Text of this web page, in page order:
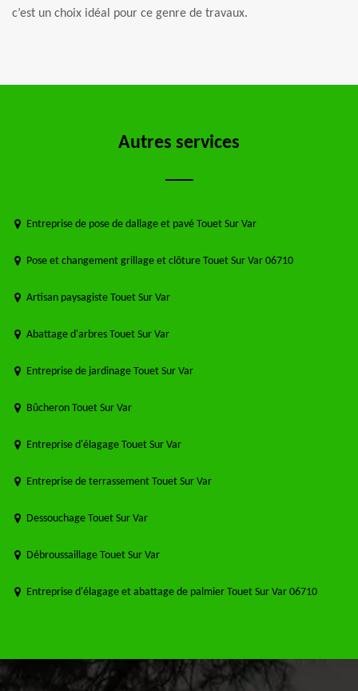
c’est un choix idéal pour ce genre de travaux.
Autres services
Entreprise de pose de dallage et pavé Touet Sur Var
Pose et changement grillage et clôture Touet Sur Var 06710
Artisan paysagiste Touet Sur Var
Abattage d'arbres Touet Sur Var
Entreprise de jardinage Touet Sur Var
Bûcheron Touet Sur Var
Entreprise d'élagage Touet Sur Var
Entreprise de terrassement Touet Sur Var
Dessouchage Touet Sur Var
Débroussaillage Touet Sur Var
Entreprise d'élagage et abattage de palmier Touet Sur Var 06710